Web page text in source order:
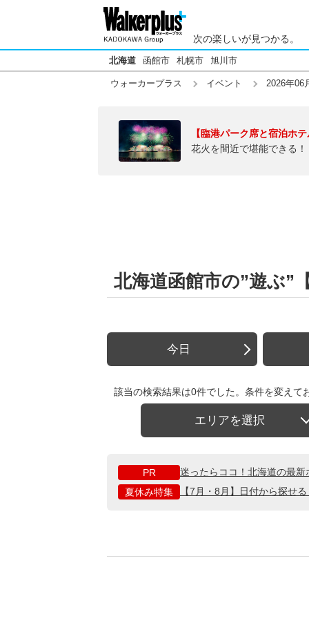
次の楽しいが見つかる。
北海道 函館市 札幌市 旭川市
ウォーカープラス イベント 2026年06
【臨港パーク席と宿泊ホ
花火を間近で堪能できる
北海道函館市の”遊ぶ”
今日
該当の検索結果は0件でした。条件を変えて
エリアを選択
PR
迷ったらココ！北海道の最
夏休み特集
【7月・8月】日付から探せ